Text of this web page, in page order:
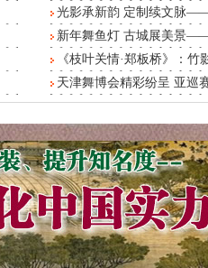
光影承新韵 定制续文脉
新年舞鱼灯 古城展美景
《枝叶关情·郑板桥》：竹
天津舞博会精彩纷呈 亚巡